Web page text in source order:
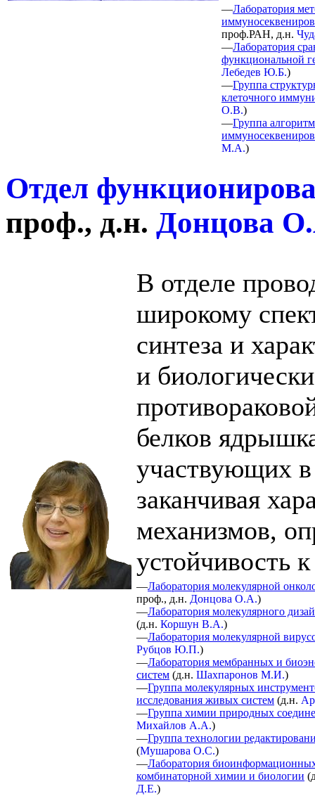
—Лаборатория
проф.РАН, д.н.
—Лаборатория
функциональной
Лебедев Ю.Б.)
—Группа
клеточного
О.В.)
—Группа
М.А.)
Отдел
проф., д.н. Донцова
В отделе
широкому
синтеза и
и
белков
участвующих
заканчивая
механизмов,
устойчивость
—Лаборатория молекулярной
проф., д.н. Донцова О.А.)
—Лаборатория молекулярного
(д.н. Коршун В.А.)
—Лаборатория молекулярной
Рубцов Ю.П.)
—Лаборатория мембранных и
систем (д.н. Шахпаронов М.И.)
—Группа молекулярных
исследования живых систем (д.н.
—Группа химии природных
Михайлов А.А.)
—Группа технологии
(Мушарова О.С.)
—Лаборатория
комбинаторной химии и биологии (
Д.Е.)